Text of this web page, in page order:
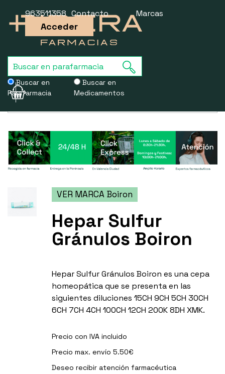
Buscar en
Parafarmacia
Buscar en
Medicamentos
963511358 Contacto Marcas
Acceder
Usamos cookies para mejorar la experiencia de la web. Si sigues
VER MARCA Boiron
Hepar Sulfur
Gránulos Boiron
Hepar Sulfur Gránulos Boiron es una cepa
homeopática que se presenta en las
siguientes diluciones 15CH 9CH 5CH 30CH
6CH 7CH 4CH 100CH 12CH 200K 8DH XMK.
Precio con IVA incluido
Precio max. envío 5.50€
Deseo recibir atención farmacéutica